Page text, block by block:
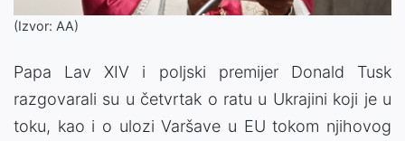
(Izvor: AA)
Papa Lav XIV i poljski premijer Donald Tusk
razgovarali su u četvrtak o ratu u Ukrajini koji je u
toku, kao i o ulozi Varšave u EU tokom njihovog